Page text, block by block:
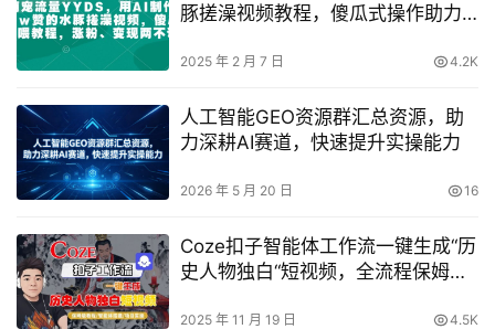
豚搓澡视频教程，傻瓜式操作助力
2025 年 2 月 7 日 4.2K
人工智能GEO资源群汇总资源，助
力深耕AI赛道，快速提升实操能力
2026 年 5 月 20 日 16
Coze扣子智能体工作流一键生成“历
史人物独白“短视频，全流程保姆级
2025 年 11 月 19 日 4.5K